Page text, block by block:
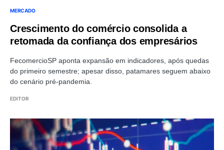
MERCADO
Crescimento do comércio consolida a
retomada da confiança dos empresários
FecomercioSP aponta expansão em indicadores, após quedas
do primeiro semestre; apesar disso, patamares seguem abaixo
do cenário pré-pandemia.
EDITOR